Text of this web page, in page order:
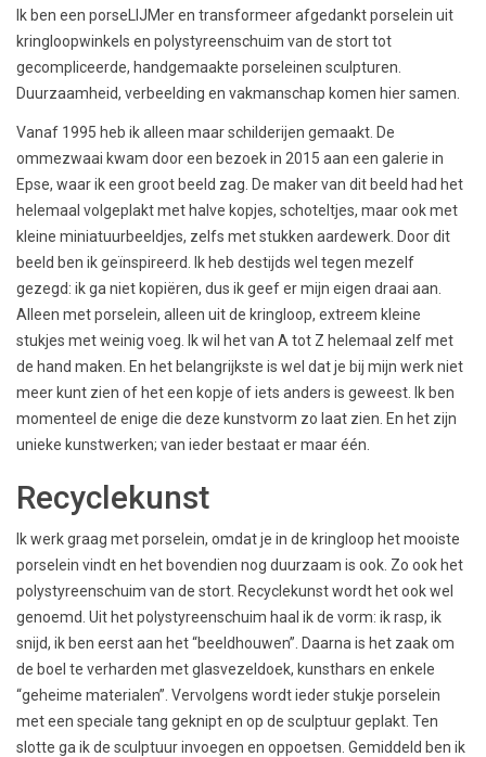
Ik ben een porseLIJMer en transformeer afgedankt porselein uit
kringloopwinkels en polystyreenschuim van de stort tot
gecompliceerde, handgemaakte porseleinen sculpturen.
Duurzaamheid, verbeelding en vakmanschap komen hier samen.
Vanaf 1995 heb ik alleen maar schilderijen gemaakt. De
ommezwaai kwam door een bezoek in 2015 aan een galerie in
Epse, waar ik een groot beeld zag. De maker van dit beeld had het
helemaal volgeplakt met halve kopjes, schoteltjes, maar ook met
kleine miniatuurbeeldjes, zelfs met stukken aardewerk. Door dit
beeld ben ik geïnspireerd. Ik heb destijds wel tegen mezelf
gezegd: ik ga niet kopiëren, dus ik geef er mijn eigen draai aan.
Alleen met porselein, alleen uit de kringloop, extreem kleine
stukjes met weinig voeg. Ik wil het van A tot Z helemaal zelf met
de hand maken. En het belangrijkste is wel dat je bij mijn werk niet
meer kunt zien of het een kopje of iets anders is geweest. Ik ben
momenteel de enige die deze kunstvorm zo laat zien. En het zijn
unieke kunstwerken; van ieder bestaat er maar één.
Recyclekunst
Ik werk graag met porselein, omdat je in de kringloop het mooiste
porselein vindt en het bovendien nog duurzaam is ook. Zo ook het
polystyreenschuim van de stort. Recyclekunst wordt het ook wel
genoemd. Uit het polystyreenschuim haal ik de vorm: ik rasp, ik
snijd, ik ben eerst aan het “beeldhouwen”. Daarna is het zaak om
de boel te verharden met glasvezeldoek, kunsthars en enkele
“geheime materialen”. Vervolgens wordt ieder stukje porselein
met een speciale tang geknipt en op de sculptuur geplakt. Ten
slotte ga ik de sculptuur invoegen en oppoetsen. Gemiddeld ben ik